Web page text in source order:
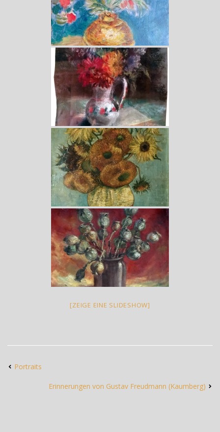
[ZEIGE EINE SLIDESHOW]
Portraits
Erinnerungen von Gustav Freudmann (Kaumberg)